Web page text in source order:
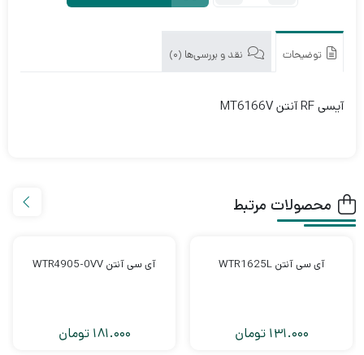
آنتن
توضیحات نقد و بررسی‌ها (0)
آیسی RF آنتن MT6166V
محصولات مرتبط
آی سی آنتن WTR1625L
131.000 تومان
آی سی آنتن WTR4905-0VV
181.000 تومان